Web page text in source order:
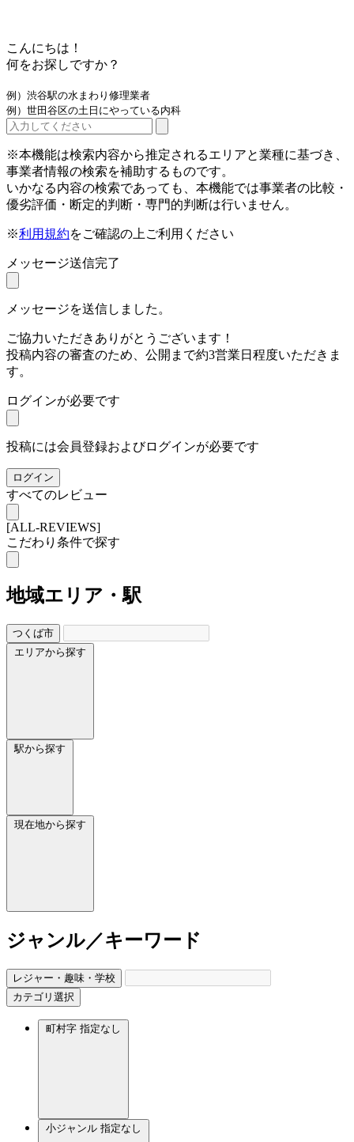
こんにちは！
何をお探しですか？
例）渋谷駅の水まわり修理業者
例）世田谷区の土日にやっている内科
※本機能は検索内容から推定されるエリアと業種に基づき、
事業者情報の検索を補助するものです。
いかなる内容の検索であっても、本機能では事業者の比較・
優劣評価・断定的判断・専門的判断は行いません。
※利用規約をご確認の上ご利用ください
メッセージ送信完了
メッセージを送信しました。
ご協力いただきありがとうございます！
投稿内容の審査のため、公開まで約3営業日程度いただきま
す。
ログインが必要です
投稿には会員登録およびログインが必要です
ログイン
すべてのレビュー
[ALL-REVIEWS]
こだわり条件で探す
地域エリア・駅
つくば市
エリアから探す
駅から探す
現在地から探す
ジャンル／キーワード
レジャー・趣味・学校
カテゴリ選択
町村字 指定なし
小ジャンル 指定なし